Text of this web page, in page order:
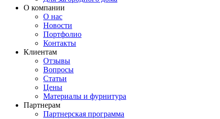
О компании
О нас
Новости
Портфолио
Контакты
Клиентам
Отзывы
Вопросы
Статьи
Цены
Материалы и фурнитура
Партнерам
Партнерская программа